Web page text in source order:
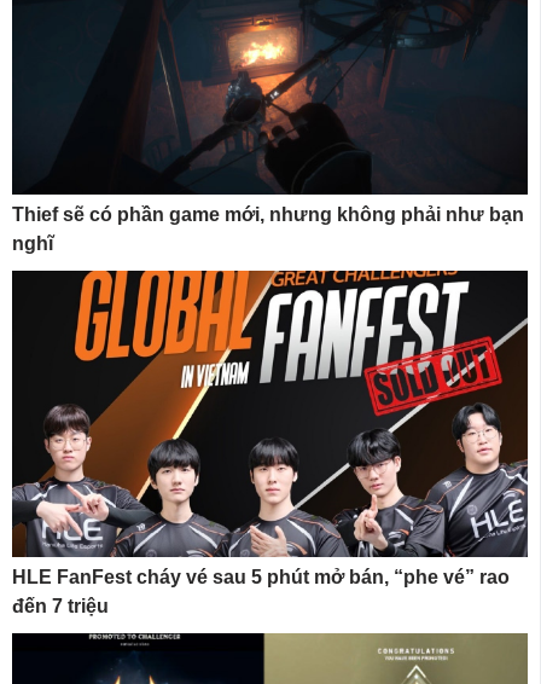
Thief sẽ có phần game mới, nhưng không phải như bạn
nghĩ
HLE FanFest cháy vé sau 5 phút mở bán, “phe vé” rao
đến 7 triệu